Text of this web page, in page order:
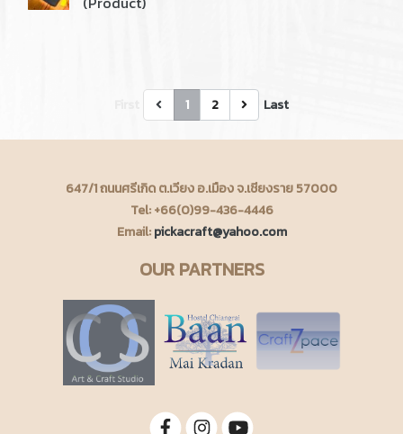
1 2 Last
647/1 ถนนศรีเกิด ต.เวียง อ.เมือง จ.เชียงราย 57000
Tel: +66(0)99-436-4446
Email:pickacraft@yahoo.com
OUR PARTNERS